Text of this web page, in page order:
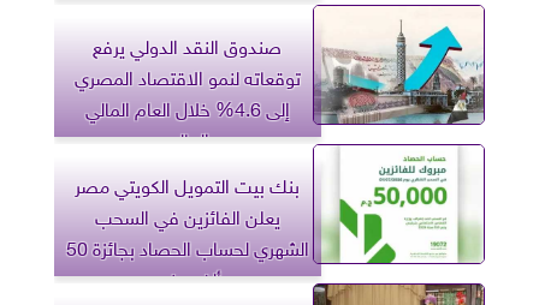
صندوق النقد الدولي يرفع
توقعاته لنمو الاقتصاد المصري
إلى 4.6% خلال العام المالي
الحالي
بنك بيت التمويل الكويتي مصر
يعلن الفائزين في السحب
الشهري لحساب الحصاد بجائزة 50
ألف جنيه